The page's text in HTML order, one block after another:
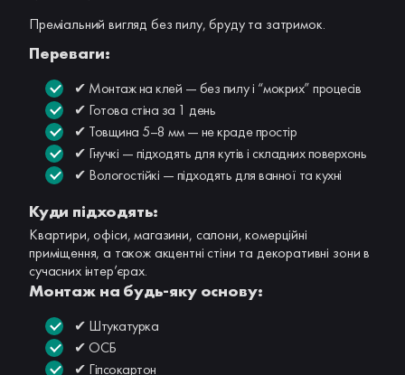
Преміальний вигляд без пилу, бруду та затримок.
Переваги:
✔ Монтаж на клей — без пилу і “мокрих” процесів
✔ Готова стіна за 1 день
✔ Товщина 5–8 мм — не краде простір
✔ Гнучкі — підходять для кутів і складних поверхонь
✔ Вологостійкі — підходять для ванної та кухні
Куди підходять:
Квартири, офіси, магазини, салони, комерційні
приміщення, а також акцентні стіни та декоративні зони в
сучасних інтер’єрах.
Монтаж на будь-яку основу:
✔ Штукатурка
✔ ОСБ
✔ Гіпсокартон